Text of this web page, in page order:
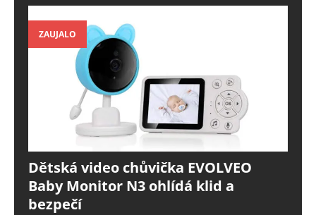
ZAUJALO
Dětská video chůvička EVOLVEO
Baby Monitor N3 ohlídá klid a
bezpečí